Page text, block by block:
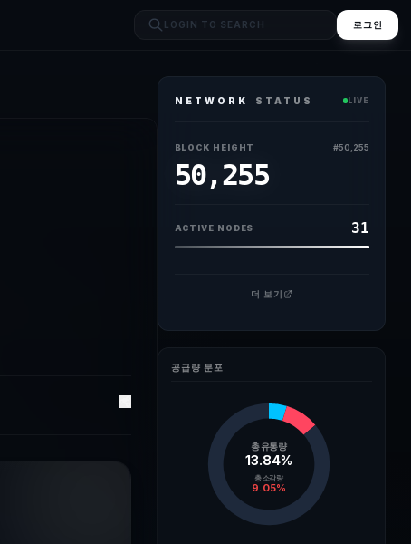
로그인
NETWORK STATUS LIVE
BLOCK HEIGHT #50,255
50,255
ACTIVE NODES 31
더 보기
공급량 분포
총 유통량
13.84%
총 소각량
9.05%